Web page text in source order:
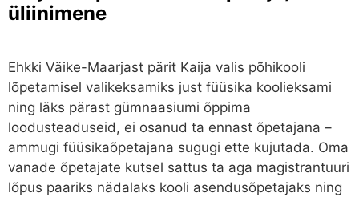
üliinimene
Ehkki Väike-Maarjast pärit Kaija valis põhikooli
lõpetamisel valikeksamiks just füüsika koolieksami
ning läks pärast gümnaasiumi õppima
loodusteaduseid, ei osanud ta ennast õpetajana –
ammugi füüsikaõpetajana sugugi ette kujutada. Oma
vanade õpetajate kutsel sattus ta aga magistrantuuri
lõpus paariks nädalaks kooli asendusõpetajaks ning